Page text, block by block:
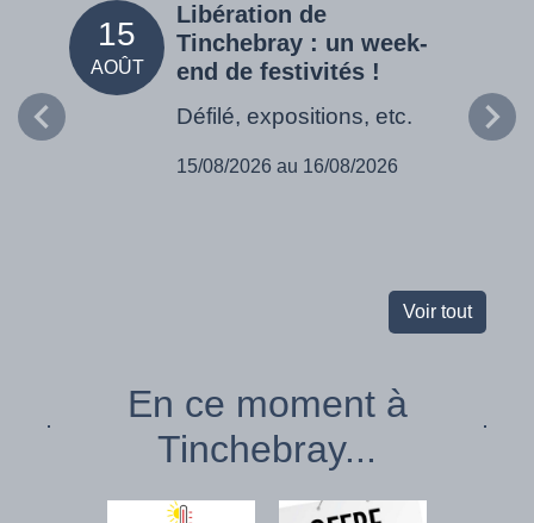
15
AOÛT
Libération de
Tinchebray : un week-
end de festivités !
Défilé, expositions, etc.
15/08/2026 au 16/08/2026
Voir tout
En ce moment à
Tinchebray...